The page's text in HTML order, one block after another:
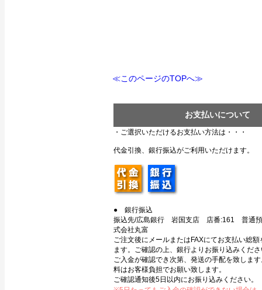
≪このページのTOPへ≫
お支払いについて
・ご選択いただけるお支払い方法は・・・
代金引換、銀行振込がご利用いただけます。
● 銀行振込
振込先/広島銀行 岩国支店 店番:161 普通
式会社丸富
ご注文後にメールまたはFAXにてお支払い総
ます。ご確認の上、銀行よりお振り込みくだ
ご入金が確認でき次第、発送の手配を致しま
料はお客様負担でお願い致します。
ご確認通知後5日以内にお振り込みください。